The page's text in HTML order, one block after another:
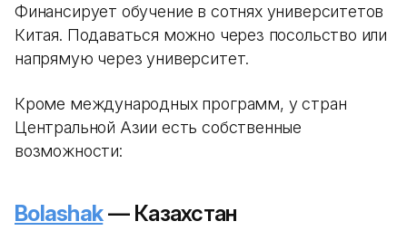
Финансирует обучение в сотнях университетов
Китая. Подаваться можно через посольство или
напрямую через университет.
Кроме международных программ, у стран
Центральной Азии есть собственные
возможности:
Bolashak— Казахстан